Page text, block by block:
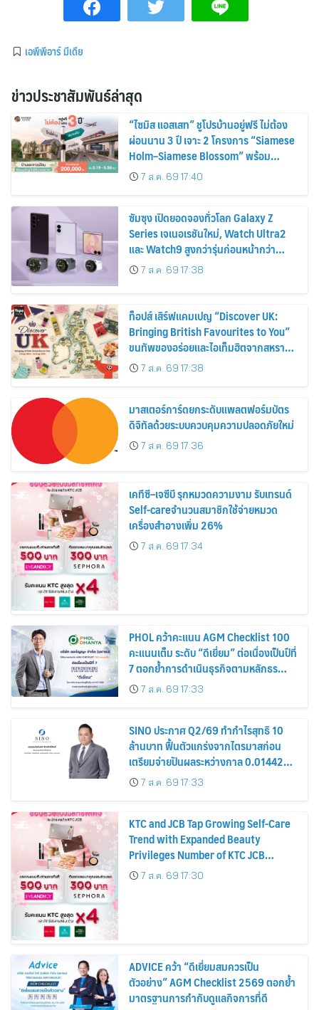
เอพีพีอาร์ มีเดีย
ข่าวประชาสัมพันธ์ล่าสุด
“ไซมิส แอสเสท” ชูโปรบ้านอยู่ฟรี ไม่ต้อง
ผ่อนนาน 3 ปี เจาะ 2 โครงการ “Siamese
Holm–Siamese Blossom” พร้อม
ส่วนลดและสิทธิพิเศษถึง 31 สิงหาคม
2569
7 ส.ค. 69 17:40
ซัมซุง เปิดยอดจองทั่วโลก Galaxy Z
Series เจเนอเรชันใหม่, Watch Ultra2
และ Watch9 สูงกว่ารุ่นก่อนหน้ากว่า
30%7 ส.ค. 69 17:38
ท็อปส์ เสิร์ฟแคมเปญ “Discover UK:
Bringing British Favourites to You”
ขนทัพของอร่อยและไอเท็มฮิตจากสหราช
อาณาจักร ส่งตรงถึงมือตั้งแต่วันนี้ – 18
สิงหาคมนี้
7 ส.ค. 69 17:38
มาสเตอร์การ์ดยกระดับแพลตฟอร์มบัตร
ดิจิทัลด้วยระบบควบคุมความปลอดภัยใหม่
7 ส.ค. 69 17:36
เคทีซี–เจซีบี รุกหมวดความงาม รับเทรนด์
Self-careจำนวนสมาชิกใช้จ่ายหมวด
เครื่องสำอางเพิ่ม 26%
7 ส.ค. 69 17:34
PHOL คว้าคะแนน AGM Checklist 100
คะแนนเต็ม ระดับ “ดีเยี่ยม” ต่อเนื่องเป็นปีที่
7 ตอกย้ำการดำเนินธุรกิจตามหลักธร
รมาภิบาล โปร่งใส สร้างความเชื่อมั่นผู้ถือ
หุ้น
7 ส.ค. 69 17:33
SINO ประกาศ Q2/69 ทำกำไรสุทธิ 10
ล้านบาท ฟื้นตัวแกร่งจากไตรมาสก่อน
เตรียมจ่ายปันผลระหว่างกาล 0.014423
บาทต่อหุ้น ครึ่งปีหลังมุ่งเติบโตต่อเนื่อง
7 ส.ค. 69 17:33
KTC and JCB Tap Growing Self-Care
Trend with Expanded Beauty
Privileges Number of KTC JCB
Cardmembers Spending on
Cosmetics Rises 26%
7 ส.ค. 69 17:30
ADVICE คว้า “ดีเยี่ยมสมควรเป็น
ตัวอย่าง” AGM Checklist 2569 ตอกย้ำ
มาตรฐานการกำกับดูแลกิจการที่ดี